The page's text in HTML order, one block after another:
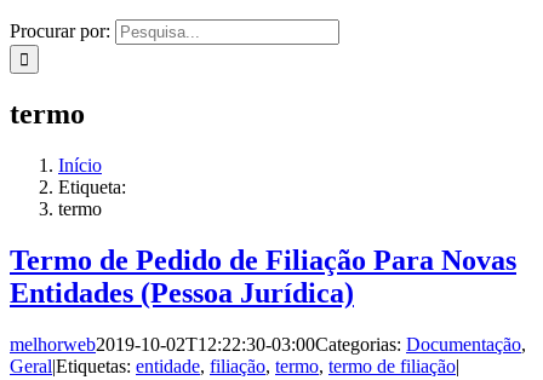
Procurar por:
termo
Início
Etiqueta:
termo
Termo de Pedido de Filiação Para Novas
Entidades (Pessoa Jurídica)
melhorweb2019-10-02T12:22:30-03:00Categorias: Documentação,
Geral|Etiquetas: entidade, filiação, termo, termo de filiação|